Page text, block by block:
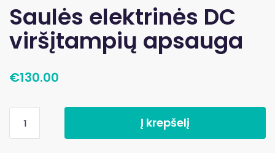
Saulės elektrinės DC
viršįtampių apsauga
€130.00
Į krepšelį